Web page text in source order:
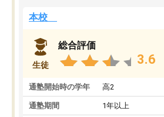
本校
生徒
総合評価
3.6
通塾開始時の学年 高2
通塾期間 1年以上